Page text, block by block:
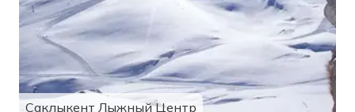
Саклыкент Лыжный Центр